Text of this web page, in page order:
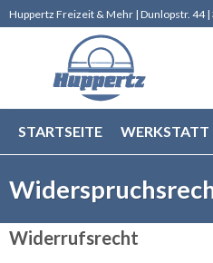
Huppertz Freizeit & Mehr | Dunlopstr. 44
STARTSEITE WERKSTATT
Widerrufsrecht